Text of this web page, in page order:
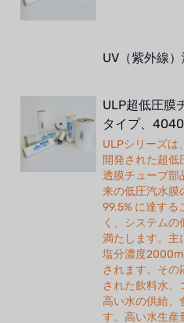
UV（紫外線
ULP超低圧膜
タイプ、
ULPシリーズは
開発された超
透膜チューブ部
来の低圧汽水膜
99.5% に達する
く、システム
満たします。主
塩分濃度
されます。その
された飲料水
高い水の供給、
す。高い水生産